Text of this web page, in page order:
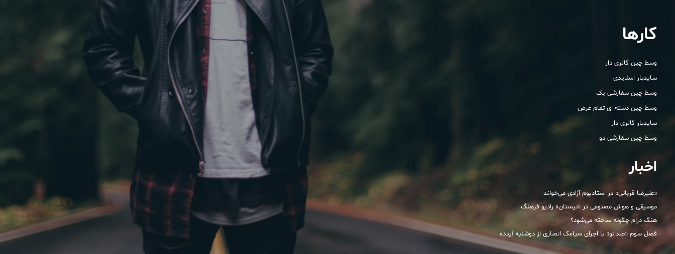
کارها
وسط چین گالری دار
سایدبار اسلایدی
وسط چین سفارشی یک
وسط چین دسته ای تمام عرض
سایدبار گالری دار
وسط چین سفارشی دو
اخبار
«علیرضا قربانی» در استادیوم آزادی می‌خواند
موسیقی و هوش مصنوعی در «نیستان» رادیو فرهنگ
هنگ درام چگونه ساخته می‌شود؟
فصل سوم «صداتو» با اجرای سیامک انصاری از دوشنبه آینده